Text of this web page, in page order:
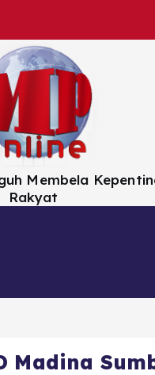
Membela
Rakyat
Madina